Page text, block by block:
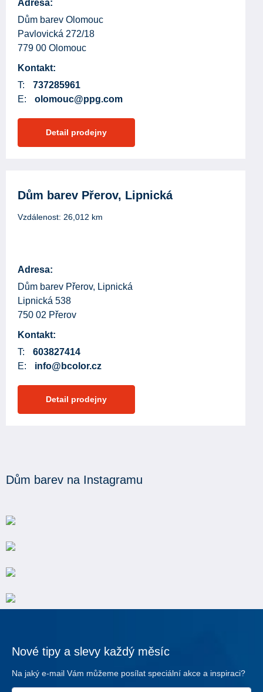
Adresa:
Dům barev Olomouc
Pavlovická 272/18
779 00 Olomouc
Kontakt:
T:
737285961
E:
olomouc@ppg.com
Detail prodejny
Dům barev Přerov, Lipnická
Vzdálenost: 26,012 km
Adresa:
Dům barev Přerov, Lipnická
Lipnická 538
750 02 Přerov
Kontakt:
T:
603827414
E:
info@bcolor.cz
Detail prodejny
Dům barev na Instagramu
Nové tipy a slevy každý měsíc
Na jaký e-mail Vám můžeme posílat speciální akce a inspiraci?